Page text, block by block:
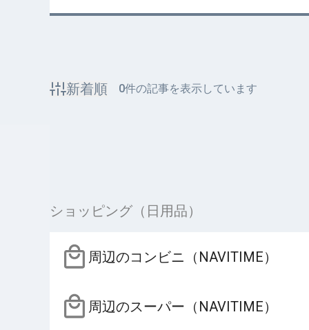
新着順 0件の記事を表示しています
ショッピング（日用品）
周辺のコンビニ（NAVITIME）
周辺のスーパー（NAVITIME）